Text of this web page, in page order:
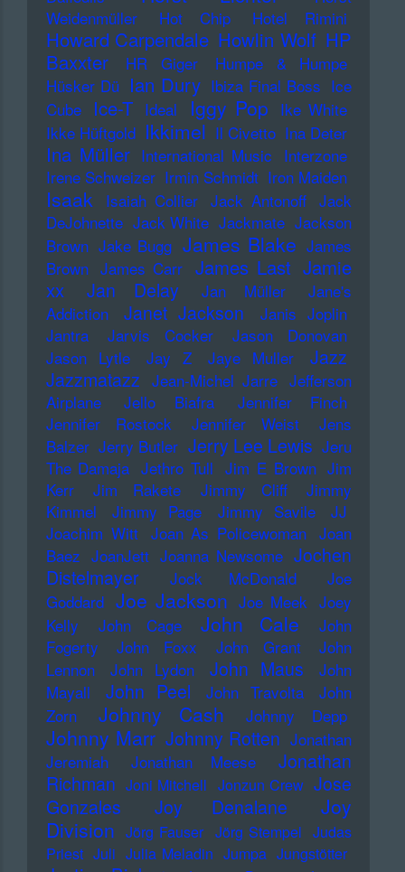
Weidenmüller
Hot Chip Hotel Rimini
Howard Carpendale Howlin Wolf HP
Baxxter
HR Giger
Humpe & Humpe
Hüsker Dü Ian Dury Ibiza Final Boss Ice
Cube
Ice-T Ideal Iggy Pop Ike White
Ikke Hüftgold Ikkimel Il Civetto Ina Deter
Ina Müller International Music Interzone
Irene Schweizer Irmin Schmidt Iron Maiden
Isaak Isaiah Collier Jack Antonoff Jack
DeJohnette Jack White Jackmate Jackson
Brown Jake Bugg James Blake James
Brown James Carr James Last Jamie
xx
Jan Delay Jan Müller
Jane's
Addiction
Janet Jackson
Janis Joplin
Jantra
Jarvis Cocker
Jason Donovan
Jason Lytle
Jay Z Jaye Muller
Jazz
Jazzmatazz Jean-Michel Jarre Jefferson
Airplane
Jello Biafra
Jennifer Finch
Jennifer Rostock
Jennifer Weist
Jens
Balzer Jerry Butler Jerry Lee Lewis Jeru
The Damaja Jethro Tull Jim E Brown Jim
Kerr
Jim Rakete Jimmy Cliff
Jimmy
Kimmel
Jimmy Page Jimmy Savile
JJ
Joachim Witt Joan As Policewoman Joan
Baez JoanJett Joanna Newsome Jochen
Distelmayer
Jock McDonald
Joe
Goddard Joe Jackson Joe Meek Joey
Kelly
John Cage John Cale
John
Fogerty
John Foxx John Grant
John
Lennon
John Lydon John Maus
John
Mayall
John Peel John Travolta
John
Zorn
Johnny Cash Johnny Depp
Johnny Marr Johnny Rotten Jonathan
Jeremiah
Jonathan Meese
Jonathan
Richman Joni Mitchell Jonzun Crew Jose
Gonzales
Joy Denalane
Joy
Division Jörg Fauser Jörg Stempel Judas
Priest Juli Julia Meladin Jumpa Jungstötter